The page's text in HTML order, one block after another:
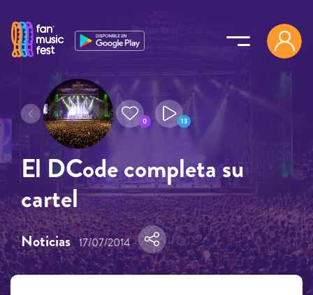
0 13
Noticias 17/07/2014
El DCode completa su
cartel